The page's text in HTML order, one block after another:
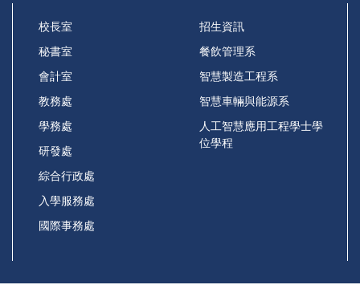
校長室
秘書室
會計室
教務處
學務處
研發處
綜合行政處
入學服務處
國際事務處
招生資訊
餐飲管理系
智慧製造工程系
智慧車輛與能源系
人工智慧應用工程學士學
位學程